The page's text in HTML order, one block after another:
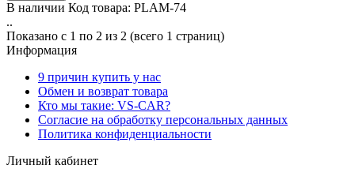
В наличии Код товара: PLAM-74
..
Показано с 1 по 2 из 2 (всего 1 страниц)
Информация
9 причин купить у нас
Обмен и возврат товара
Кто мы такие: VS-CAR?
Согласие на обработку персональных данных
Политика конфиденциальности
Личный кабинет